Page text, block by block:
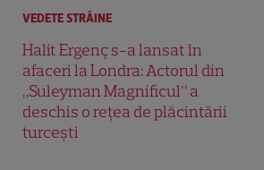
VEDETE STRĂINE
Halit Ergenç s-a lansat în
afaceri la Londra: Actorul din
„Suleyman Magnificul” a
deschis o rețea de plăcintării
turcești